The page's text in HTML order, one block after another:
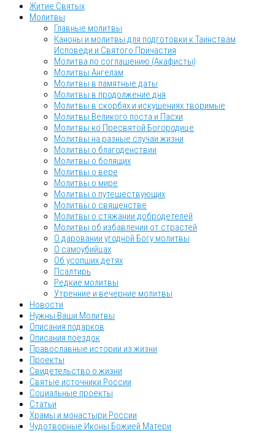
Житие Святых
Молитвы
Главные молитвы
Каноны и молитвы для подготовки к Таинствам
Исповеди и Святого Причастия
Молитва по соглашению (Акафисты)
Молитвы Ангелам
Молитвы в памятные даты
Молитвы в продолжение дня
Молитвы в скорбях и искушениях творимые
Молитвы Великого поста и Пасхи
Молитвы ко Пресвятой Богородице
Молитвы на разные случаи жизни
Молитвы о благоденствии
Молитвы о болящих
Молитвы о вере
Молитвы о мире
Молитвы о путешествующих
Молитвы о священстве
Молитвы о стяжании добродетелей
Молитвы об избавлении от страстей
О даровании угодной Богу молитвы
О самоубийцах
Об усопших детях
Псалтирь
Редкие молитвы
Утренние и вечерние молитвы
Новости
Нужны Ваши Молитвы
Описания подарков
Описания поездок
Православные истории из жизни
Проекты
Свидетельство о жизни
Святые источники России
Социальные проекты
Статьи
Храмы и монастыри России
Чудотворные Иконы Божией Матери